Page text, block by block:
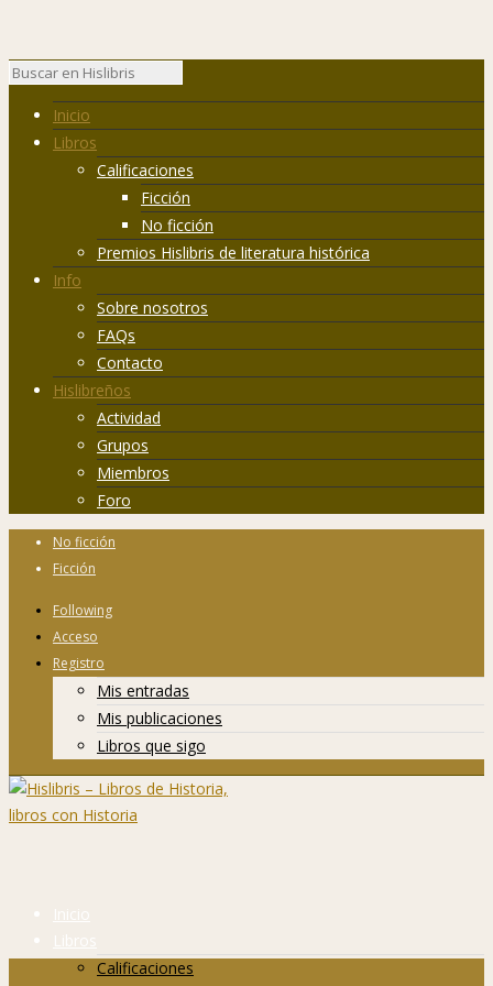
Inicio
Libros
Calificaciones
Ficción
No ficción
Premios Hislibris de literatura histórica
Info
Sobre nosotros
FAQs
Contacto
Hislibreños
Actividad
Grupos
Miembros
Foro
No ficción
Ficción
Following
Acceso
Registro
Mis entradas
Mis publicaciones
Libros que sigo
Inicio
Libros
Calificaciones